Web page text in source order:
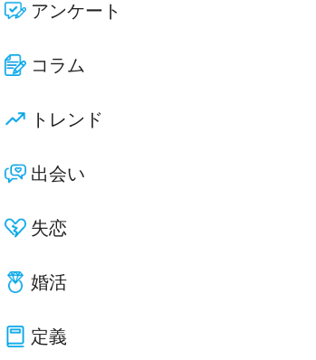
アンケート
コラム
トレンド
出会い
失恋
婚活
定義